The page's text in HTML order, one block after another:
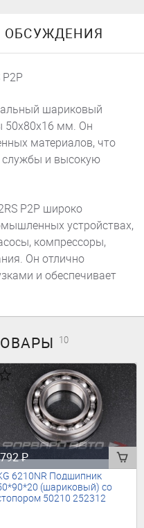
ОБСУЖДЕНИЯ
шариковый
50x80x16 мм. Он
материалов, что
службы и высокую
P2P широко
устройствах,
компрессоры,
Он отлично
и обеспечивает
10
792₽
6210NR Подшипник
(шариковый) со
50210 252312